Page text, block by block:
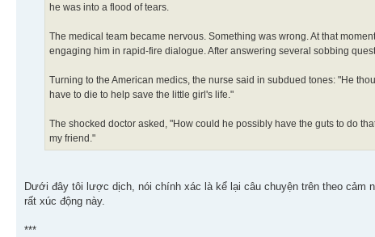
he was into a flood of tears.
The medical team became nervous. Something was wrong. At that
engaging him in rapid-fire dialogue. After answering several sobbing
Turning to the American medics, the nurse said in subdued tones: "He
have to die to help save the little girl's life."
The shocked doctor asked, "How could he possibly have the guts to do
my friend."
Dưới đây tôi lược dịch, nói chính xác là kể lại câu chuyện trên theo cảm
rất xúc động này.
***